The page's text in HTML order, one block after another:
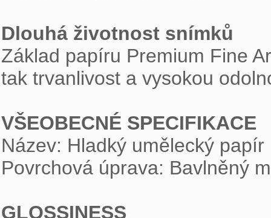
Dlouhá životnost snímků
Základ papíru Premium Fine
tak trvanlivost a vysokou
VŠEOBECNÉ SPECIFIKACE
Název: Hladký umělecký
Povrchová úprava: Bavlněný
GLOSSINESS